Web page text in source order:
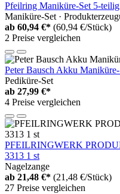
Pfeilring Maniküre-Set 5-teilig
Maniküre-Set ·
ab 60,94 €* (60,94 €/Stück)
2 Preise vergleichen
Peter Bausch Akku
Pediküre-Set
ab 27,99 €*
4 Preise vergleichen
PFEILRINGWERK
3313 1 st
Nagelzange
ab 21,48 €* (21,48 €/Stück)
27 Preise vergleichen